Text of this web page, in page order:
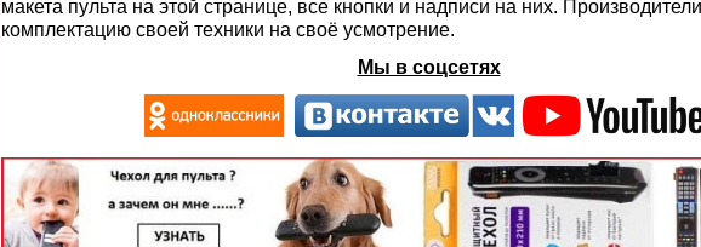
макета пульта на этой странице, все кнопки и надписи на них.
комплектацию своей техники на своё усмотрение.
Мы в соцсетях